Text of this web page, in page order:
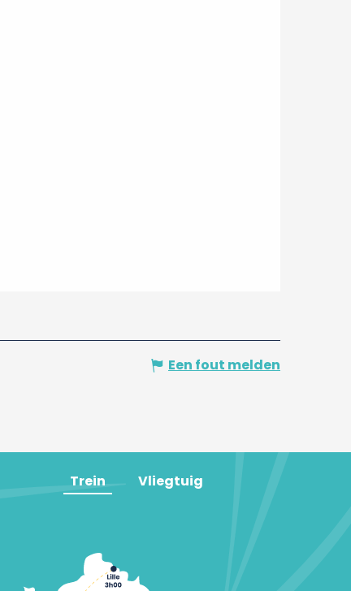
Een fout melden
Trein Vliegtuig